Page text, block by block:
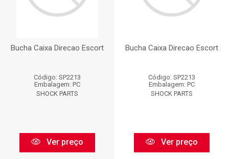
Bucha Caixa Direcao Escort
Código: SP2213
Embalagem: PC
SHOCK PARTS
Ver preço
Bucha Caixa Direcao Escort
Código: SP2213
Embalagem: PC
SHOCK PARTS
Ver preço